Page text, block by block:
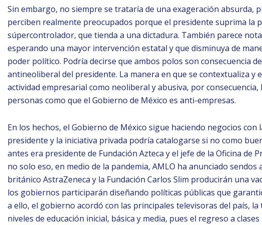
Sin embargo, no siempre se trataría de una exageración absurda,
perciben realmente preocupados porque el presidente suprima la
súpercontrolador, que tienda a una dictadura. También parece
esperando una mayor intervención estatal y que disminuya de
poder político. Podría decirse que ambos polos son consecuencia
antineoliberal del presidente. La manera en que se contextualiza y
actividad empresarial como neoliberal y abusiva, por
personas como que el Gobierno de México es anti-empresas.
En los hechos, el Gobierno de México sigue haciendo negocios
presidente y la iniciativa privada podría catalogarse si no como
antes era presidente de Fundación Azteca y el jefe de la Oficina de
no solo eso, en medio de la pandemia, AMLO ha anunciado
británico AstraZeneca y la Fundación Carlos Slim producirán una
los gobiernos participarán diseñando políticas públicas que
a ello, el gobierno acordó con las principales televisoras del país,
niveles de educación inicial, básica y media, pues el regreso a